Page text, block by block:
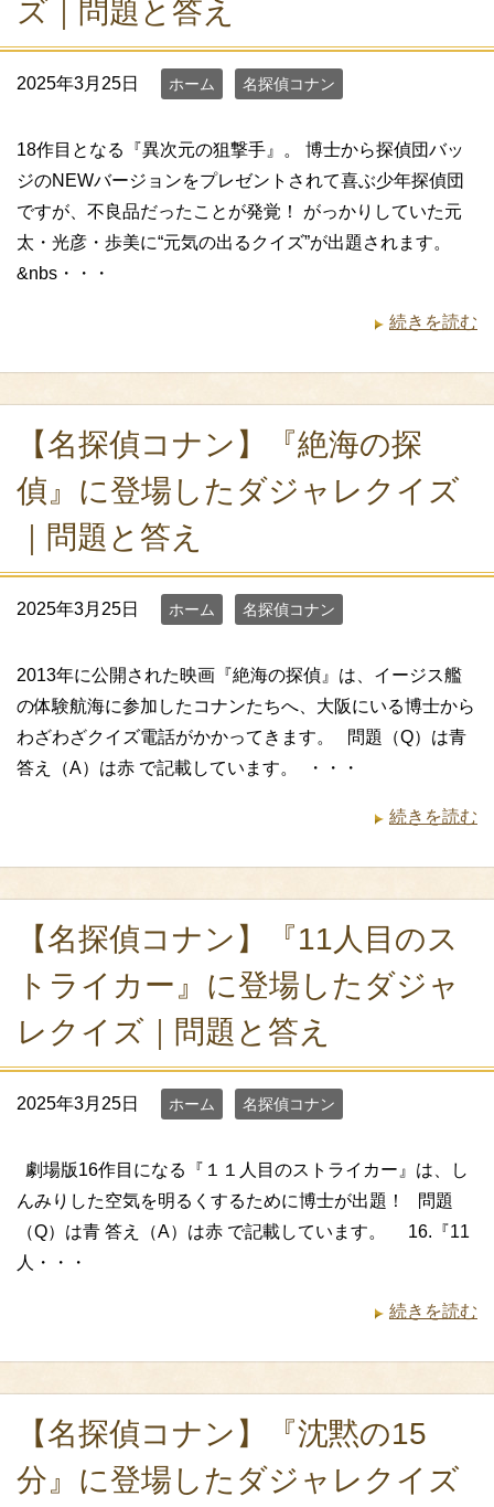
ズ｜問題と答え
2025年3月25日 ホーム 名探偵コナン
18作目となる『異次元の狙撃手』。 博士から探偵団バッ
ジのNEWバージョンをプレゼントされて喜ぶ少年探偵団
ですが、不良品だったことが発覚！ がっかりしていた元
太・光彦・歩美に“元気の出るクイズ”が出題されます。
&nbs・・・
続きを読む
【名探偵コナン】『絶海の探
偵』に登場したダジャレクイズ
｜問題と答え
2025年3月25日 ホーム 名探偵コナン
2013年に公開された映画『絶海の探偵』は、イージス艦
の体験航海に参加したコナンたちへ、大阪にいる博士から
わざわざクイズ電話がかかってきます。 問題（Q）は青
答え（A）は赤 で記載しています。 ・・・
続きを読む
【名探偵コナン】『11人目のス
トライカー』に登場したダジャ
レクイズ｜問題と答え
2025年3月25日 ホーム 名探偵コナン
劇場版16作目になる『１１人目のストライカー』は、し
んみりした空気を明るくするために博士が出題！ 問題
（Q）は青 答え（A）は赤 で記載しています。 16.『11
人・・・
続きを読む
【名探偵コナン】『沈黙の15
分』に登場したダジャレクイズ